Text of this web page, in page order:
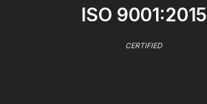
ISO 9001:2015
CERTIFIED